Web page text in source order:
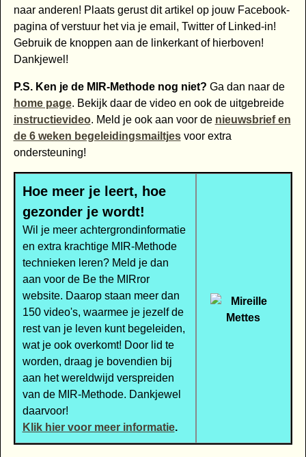
naar anderen! Plaats gerust dit artikel op jouw Facebook-
pagina of verstuur het via je email, Twitter of Linked-in!
Gebruik de knoppen aan de linkerkant of hierboven!
Dankjewel!
P.S. Ken je de MIR-Methode nog niet? Ga dan naar de
home page. Bekijk daar de video en ook de uitgebreide
instructievideo. Meld je ook aan voor de nieuwsbrief en
de 6 weken begeleidingsmailtjesvoor extra
ondersteuning!
Hoe meer je leert, hoe
gezonder je wordt!
Wil je meer achtergrondinformatie
en extra krachtige MIR-Methode
technieken leren? Meld je dan
aan voor de Be the MIRror
website. Daarop staan meer dan
150 video's, waarmee je jezelf de
rest van je leven kunt begeleiden,
wat je ook overkomt! Door lid te
worden, draag je bovendien bij
aan het wereldwijd verspreiden
van de MIR-Methode. Dankjewel
daarvoor!
Klik hier voor meer informatie.